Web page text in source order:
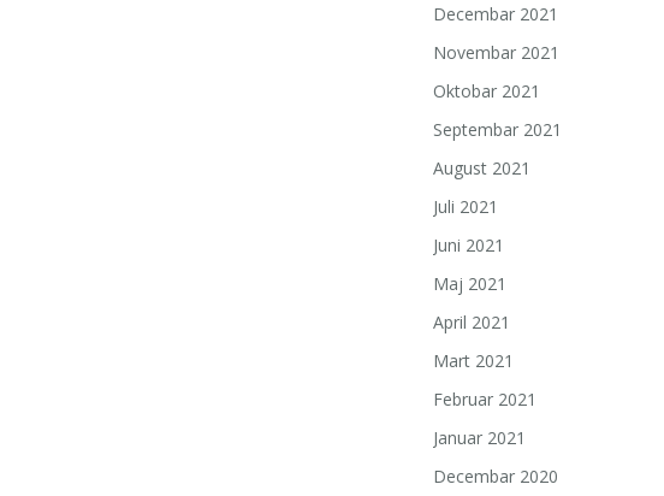
Decembar 2021
Novembar 2021
Oktobar 2021
Septembar 2021
August 2021
Juli 2021
Juni 2021
Maj 2021
April 2021
Mart 2021
Februar 2021
Januar 2021
Decembar 2020